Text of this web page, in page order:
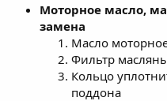
Моторное масло,
замена
Масло
Фильтр
Кольцо
поддона